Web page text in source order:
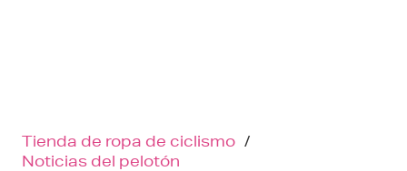
Tienda de ropa de ciclismo /
Noticias del pelotón